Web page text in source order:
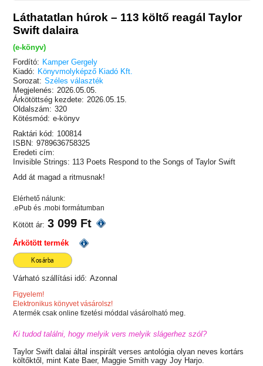
Láthatatlan húrok – 113 költő reagál Taylor
Swift dalaira
(e-könyv)
Fordító: Kamper Gergely
Kiadó: Könyvmolyképző Kiadó Kft.
Sorozat: Széles választék
Megjelenés: 2026.05.05.
Árkötöttség kezdete: 2026.05.15.
Oldalszám: 320
Kötésmód: e-könyv
Raktári kód: 100814
ISBN: 9789636758325
Eredeti cím:
Invisible Strings: 113 Poets Respond to the Songs of Taylor Swift
Add át magad a ritmusnak!
Elérhető nálunk:
.ePub és .mobi formátumban
Kötött ár: 3 099 Ft
Árkötött termék
Kosárba
Várható szállítási idő: Azonnal
Figyelem!
Elektronikus könyvet vásárolsz!
A termék csak online fizetési móddal vásárolható meg.
Ki tudod találni, hogy melyik vers melyik slágerhez szól?
Taylor Swift dalai által inspirált verses antológia olyan neves kortárs
költőktől, mint Kate Baer, Maggie Smith vagy Joy Harjo.